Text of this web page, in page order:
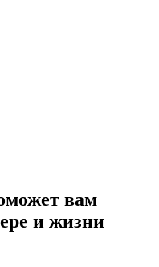
вам
и жизни